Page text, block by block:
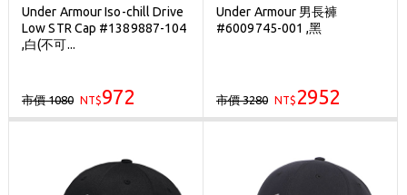
Under Armour Iso-chill Drive
Low STR Cap #1389887-104
,白(不可...
市價 1080 NT$972
Under Armour 男長褲
#6009745-001 ,黑
市價 3280 NT$ 2952